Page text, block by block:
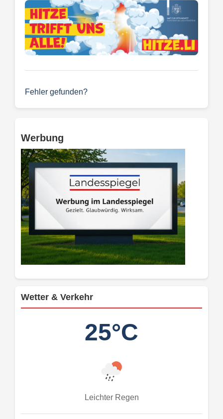
Fehler gefunden?
Werbung
Wetter & Verkehr
25°C
Leichter Regen